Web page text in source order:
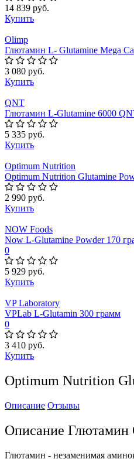
14 839 руб.
Купить
Olimp
Глютамин L- Glutamine Mega
3 080 руб.
Купить
QNT
Глютамин L-Glutamine 6000
5 335 руб.
Купить
Optimum Nutrition
Optimum Nutrition Glutamine
2 990 руб.
Купить
NOW Foods
Now L-Glutamine Powder 170
0
5 929 руб.
Купить
VP Laboratory
VPLab L-Glutamin 300 грамм
0
3 410 руб.
Купить
Optimum Nutrition
Описание Отзывы
Описание Глютамин
Глютамин - незаменимая